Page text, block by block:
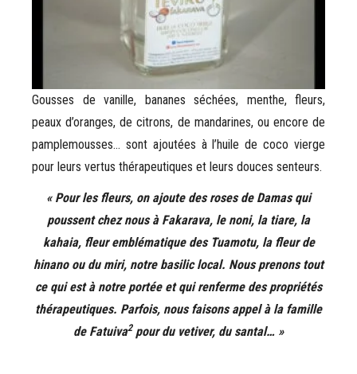
Gousses de vanille, bananes séchées, menthe, fleurs,
peaux d’oranges, de citrons, de mandarines, ou encore de
pamplemousses… sont ajoutées à l’huile de coco vierge
pour leurs vertus thérapeutiques et leurs douces senteurs.
« Pour les fleurs, on ajoute des roses de Damas qui
poussent chez nous à Fakarava, le noni, la tiare, la
kahaia, fleur emblématique des Tuamotu, la fleur de
hinano ou du miri, notre basilic local. Nous prenons tout
ce qui est à notre portée et qui renferme des propriétés
thérapeutiques. Parfois, nous faisons appel à la famille
de Fatuiva2pour du vetiver, du santal… »